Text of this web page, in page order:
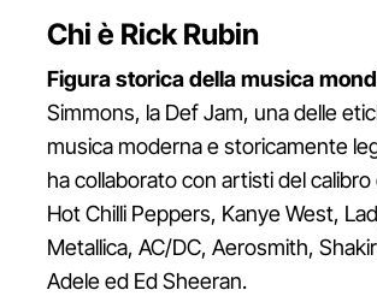
Chi è Rick Rubin
Figura storica della musica
Simmons, la Def Jam, una delle
musica moderna e storicamente
ha collaborato con artisti del
Hot Chilli Peppers, Kanye West,
Metallica, AC/DC, Aerosmith,
Adele ed Ed Sheeran.